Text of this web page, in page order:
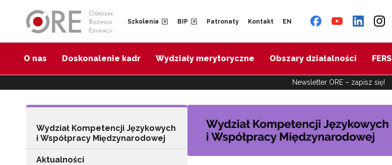
Szkolenia BIP Patronaty Kontakt EN
O nas Doskonalenie kadr Wydziały merytoryczne Obszary działalności FERS
Newsletter ORE – zapisz się!
Wydział Kompetencji Językowych
i Współpracy Międzynarodowej
Aktualności